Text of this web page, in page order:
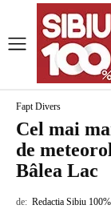
Fapt Divers
Cel mai
de
Bâlea Lac
de: Redactia Sibiu 100%